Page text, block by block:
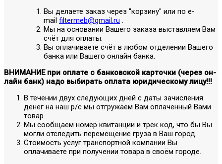
Вы делаете заказ через "корзину" или по е-
mail filtermeb@gmail.ru .
Мы на основании Вашего заказа выставляем Вам
счёт для оплаты.
Вы оплачиваете счёт в любом отделении Вашего
банка или Вашего онлайн банка.
ВНИМАНИЕ при оплате с банковской карточки (через он-
лайн банк) надо выбирать оплата юридическому лицу!!!
В течении двух следующих дней с даты зачисления
денег на наш р/с мы отгружаем Вам оплаченный Вами
товар.
Мы сообщаем номер квитанции и трек код, что бы Вы
могли отследить перемещение груза в Ваш город.
Стоимость услуг транспортной компании Вы
оплачиваете при получении товара в своём городе.